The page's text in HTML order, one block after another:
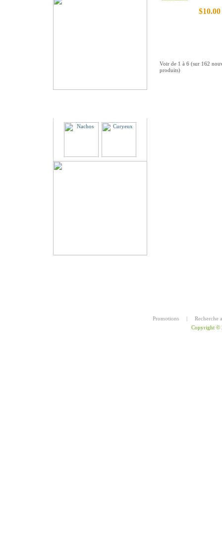
$10.00
Voir de 1 à 6 (sur 162
produits)
Promotions |
Recherche
Copyright ©